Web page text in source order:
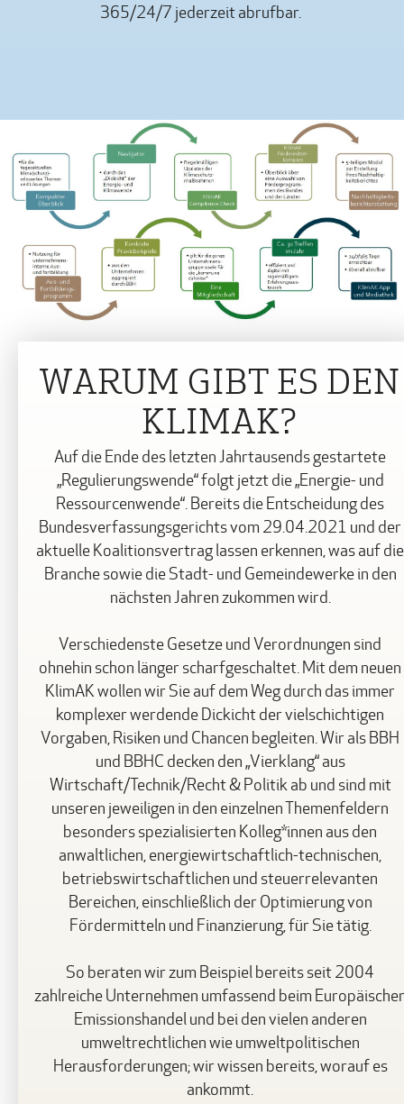
365/24/7 jederzeit abrufbar.
WARUM GIBT ES DEN
KLIMAK?
Auf die Ende des letzten Jahrtausends gestartete
„Regulierungswende“ folgt jetzt die „Energie- und
Ressourcenwende“. Bereits die Entscheidung des
Bundesverfassungsgerichts vom 29.04.2021 und der
aktuelle Koalitionsvertrag lassen erkennen, was auf die
Branche sowie die Stadt- und Gemeindewerke in den
nächsten Jahren zukommen wird.
Verschiedenste Gesetze und Verordnungen sind
ohnehin schon länger scharfgeschaltet. Mit dem neuen
KlimAK wollen wir Sie auf dem Weg durch das immer
komplexer werdende Dickicht der vielschichtigen
Vorgaben, Risiken und Chancen begleiten. Wir als BBH
und BBHC decken den „Vierklang“ aus
Wirtschaft/Technik/Recht & Politik ab und sind mit
unseren jeweiligen in den einzelnen Themenfeldern
besonders spezialisierten Kolleg*innen aus den
anwaltlichen, energiewirtschaftlich-technischen,
betriebswirtschaftlichen und steuerrelevanten
Bereichen, einschließlich der Optimierung von
Fördermitteln und Finanzierung, für Sie tätig.
So beraten wir zum Beispiel bereits seit 2004
zahlreiche Unternehmen umfassend beim
Emissionshandel und bei den vielen anderen
umweltrechtlichen wie umweltpolitischen
Herausforderungen; wir wissen bereits, worauf es
ankommt.